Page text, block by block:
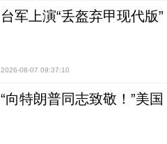
台军上演“丢盔弃甲现代版”
2026-08-07 09:37:10
“向特朗普同志致敬！”美